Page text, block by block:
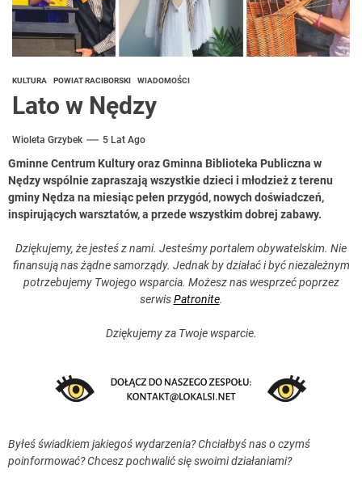
KULTURA POWIAT RACIBORSKI WIADOMOŚCI
Lato w Nędzy
Wioleta Grzybek 5 Lat Ago
Gminne Centrum Kultury oraz Gminna Biblioteka Publiczna w
Nędzy wspólnie zapraszają wszystkie dzieci i młodzież z terenu
gminy Nędza na miesiąc pełen przygód, nowych doświadczeń,
inspirujących warsztatów, a przede wszystkim dobrej zabawy.
Dziękujemy, że jesteś z nami. Jesteśmy portalem obywatelskim. Nie
finansują nas żądne samorządy. Jednak by działać i być niezależnym
potrzebujemy Twojego wsparcia. Możesz nas wesprzeć poprzez
serwisPatronite.
Dziękujemy za Twoje wsparcie.
Byłeś świadkiem jakiegoś wydarzenia? Chciałbyś nas o czymś
poinformować? Chcesz pochwalić się swoimi działaniami?